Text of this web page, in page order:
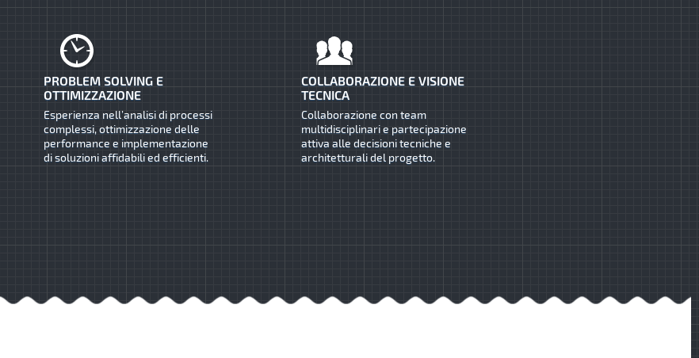
PROBLEM SOLVING E
OTTIMIZZAZIONE
Esperienza nell’analisi di processi
complessi, ottimizzazione delle
performance e implementazione
di soluzioni affidabili ed efficienti.
COLLABORAZIONE E VISIONE
TECNICA
Collaborazione con team
multidisciplinari e partecipazione
attiva alle decisioni tecniche e
architetturali del progetto.